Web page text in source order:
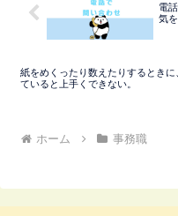
電
気を
紙をめくったり数えたりするときに
ていると上手くできない。
ホーム 事務職